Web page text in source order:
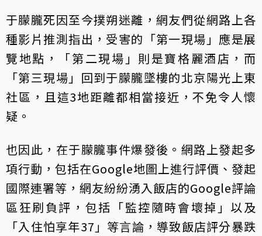
于朦朧死因至今撲朔迷離，網友們從網路上各
種影片推測指出，受害的「第一現場」應是展
覽地點，「第二現場」則是寶格麗酒店，而
「第三現場」回到于朦朧墜樓的北京陽光上東
社區，且這3地距離都相當接近，不免令人懷
疑。
也因此，在于朦朧事件爆發後。網路上發起多
項行動，包括在Google地圖上進行評價、發起
國際連署等，網友紛紛湧入飯店的Google評論
區狂刷負評，包括「監控隨時會壞掉」以及
「入住怕享年37」等言論，導致飯店評分暴跌